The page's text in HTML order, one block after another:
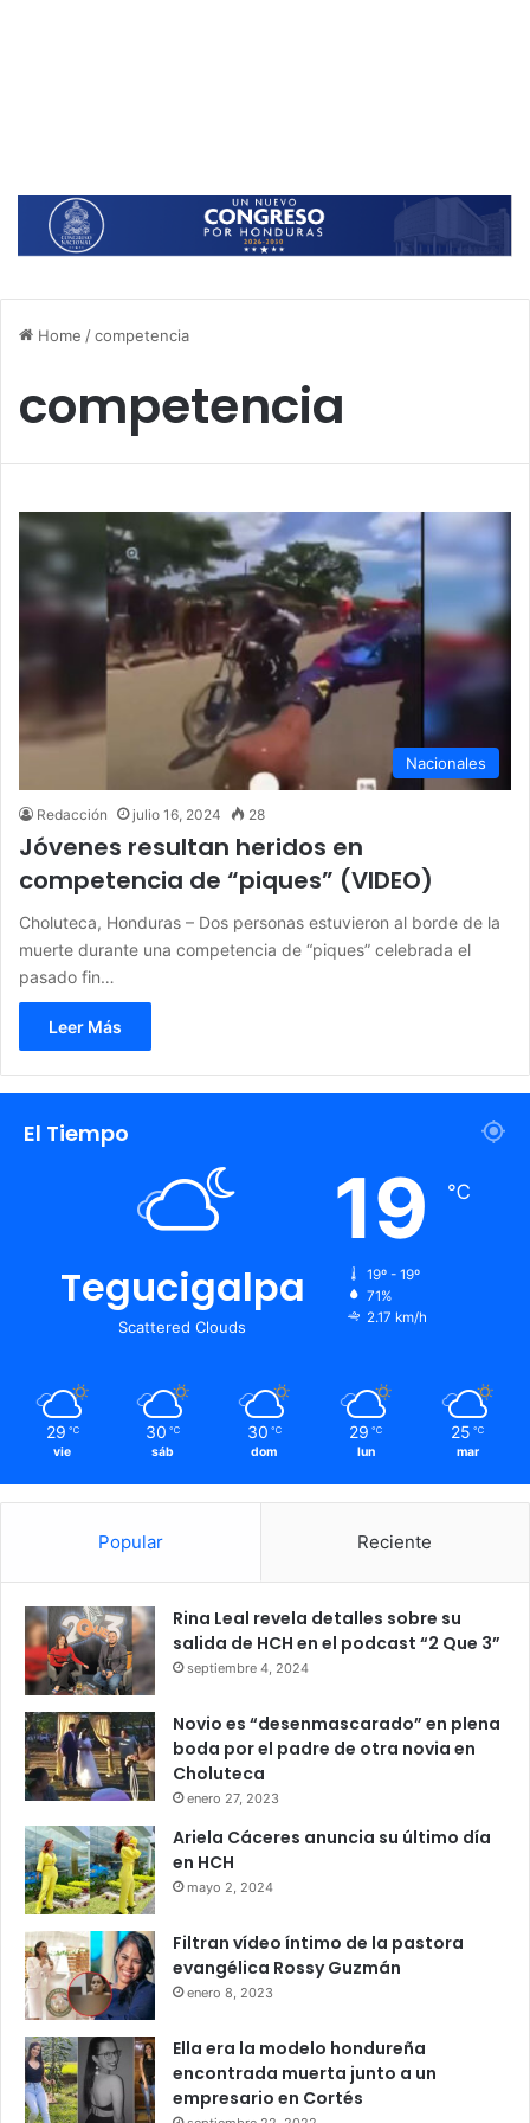
Home /competencia
competencia
Nacionales
Redacción julio 16, 2024 28
Jóvenes resultan heridos en
competencia de “piques” (VIDEO)
Choluteca, Honduras – Dos personas estuvieron al borde de la
muerte durante una competencia de “piques” celebrada el
pasado fin…
Leer Más
El Tiempo
Tegucigalpa
Scattered Clouds
19 ℃
19º - 19º
71%
2.17 km/h
29 ℃
vie
30 ℃
sáb
30 ℃
dom
29 ℃
lun
25 ℃
mar
Popular Reciente
Rina Leal revela detalles sobre su
salida de HCH en el podcast “2 Que 3”
septiembre 4, 2024
Novio es “desenmascarado” en plena
boda por el padre de otra novia en
Choluteca
enero 27, 2023
Ariela Cáceres anuncia su último día
en HCH
mayo 2, 2024
Filtran vídeo íntimo de la pastora
evangélica Rossy Guzmán
enero 8, 2023
Ella era la modelo hondureña
encontrada muerta junto a un
empresario en Cortés